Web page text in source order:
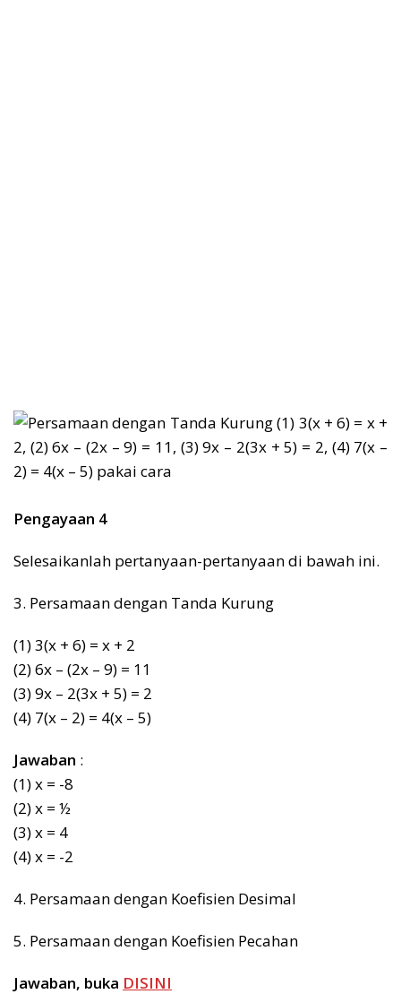
Pengayaan 4
Selesaikanlah pertanyaan-pertanyaan di bawah ini.
3. Persamaan dengan Tanda Kurung
(1) 3(x + 6) = x + 2
(2) 6x – (2x – 9) = 11
(3) 9x – 2(3x + 5) = 2
(4) 7(x – 2) = 4(x – 5)
Jawaban :
(1) x = -8
(2) x = ½
(3) x = 4
(4) x = -2
4. Persamaan dengan Koefisien Desimal
5. Persamaan dengan Koefisien Pecahan
Jawaban, buka DISINI